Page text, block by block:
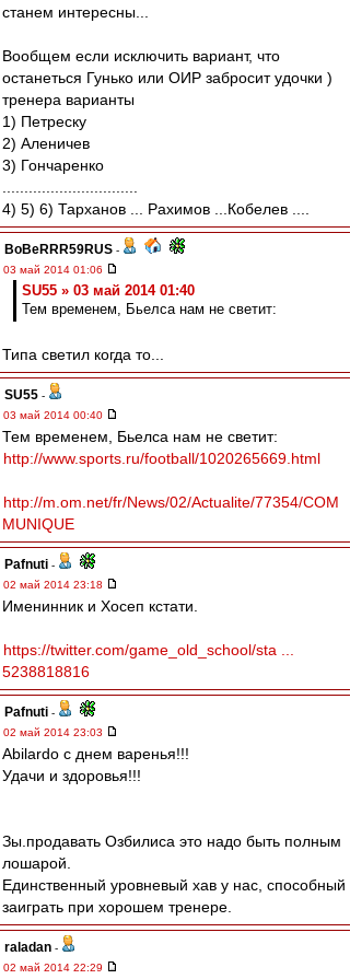
станем интересны...
Вообщем если исключить вариант, что
останеться Гунько или ОИР забросит удочки )
тренера варианты
1) Петреску
2) Аленичев
3) Гончаренко
4) 5) 6) Тарханов ... Рахимов ...Кобелев ....
BoBeRRR59RUS -
03 май 2014 01:06
SU55 » 03 май 2014 01:40
Тем временем, Бьелса нам не светит:
Типа светил когда то...
SU55 -
03 май 2014 00:40
Тем временем, Бьелса нам не светит:
http://www.sports.ru/football/1020265669.html
http://m.om.net/fr/News/02/Actualite/77354/COM
MUNIQUE
Pafnuti -
02 май 2014 23:18
Именинник и Хосеп кстати.
https://twitter.com/game_old_school/sta ...
5238818816
Pafnuti -
02 май 2014 23:03
Abilardo с днем варенья!!!
Удачи и здоровья!!!
Зы.продавать Озбилиса это надо быть полным
лошарой.
Единственный уровневый хав у нас, способный
заиграть при хорошем тренере.
raladan -
02 май 2014 22:29